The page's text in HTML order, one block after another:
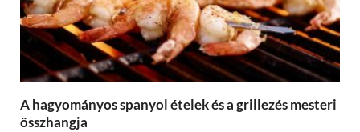
A hagyományos spanyol ételek és a grillezés mesteri
összhangja